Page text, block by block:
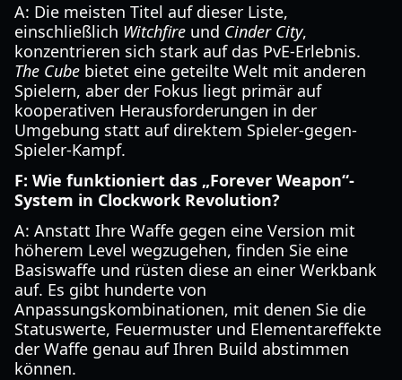
A: Die meisten Titel auf dieser Liste,
einschließlich Witchfire und Cinder City,
konzentrieren sich stark auf das PvE-Erlebnis.
The Cube bietet eine geteilte Welt mit anderen
Spielern, aber der Fokus liegt primär auf
kooperativen Herausforderungen in der
Umgebung statt auf direktem Spieler-gegen-
Spieler-Kampf.
F: Wie funktioniert das „Forever Weapon“-
System in Clockwork Revolution?
A: Anstatt Ihre Waffe gegen eine Version mit
höherem Level wegzugehen, finden Sie eine
Basiswaffe und rüsten diese an einer Werkbank
auf. Es gibt hunderte von
Anpassungskombinationen, mit denen Sie die
Statuswerte, Feuermuster und Elementareffekte
der Waffe genau auf Ihren Build abstimmen
können.